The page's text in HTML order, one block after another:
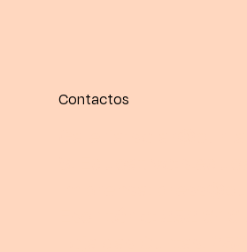
Contactos